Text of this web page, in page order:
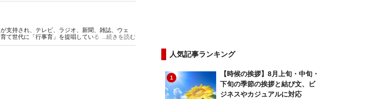
支持され、テレビ、ラジオ、新聞、雑誌、ウェ
て世代に「行事育」を提唱している。著書、監修
...続きを読む
人気記事ランキング
1
【時候の挨拶】8月上旬・中旬・
下旬の季節の挨拶と結び文、ビ
ジネスやカジュアルに対応